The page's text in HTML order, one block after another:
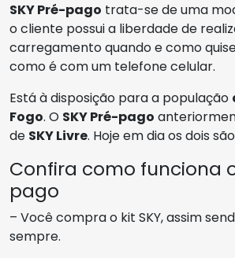
SKY Pré-pago trata-se de uma
o cliente possui a liberdade de
carregamento quando e como
como é com um telefone celular.
Está à disposição para a população
Fogo. O SKY Pré-pago
de SKY Livre. Hoje em dia os dois
Confira como funciona o
pago
– Você compra o kit SKY, assim
sempre.